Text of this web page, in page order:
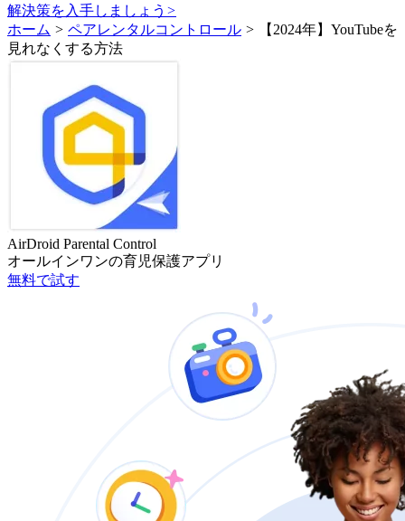
解決策を入手しましょう >
ホーム > ペアレンタルコントロール > 【2024年】YouTubeを
見れなくする方法
AirDroid Parental Control
オールインワンの育児保護アプリ
無料で試す